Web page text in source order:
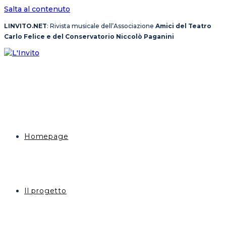
Salta al contenuto
LINVITO.NET: Rivista musicale dell’Associazione Amici del Teatro
Carlo Felice e del Conservatorio Niccolò Paganini
Homepage
Il progetto